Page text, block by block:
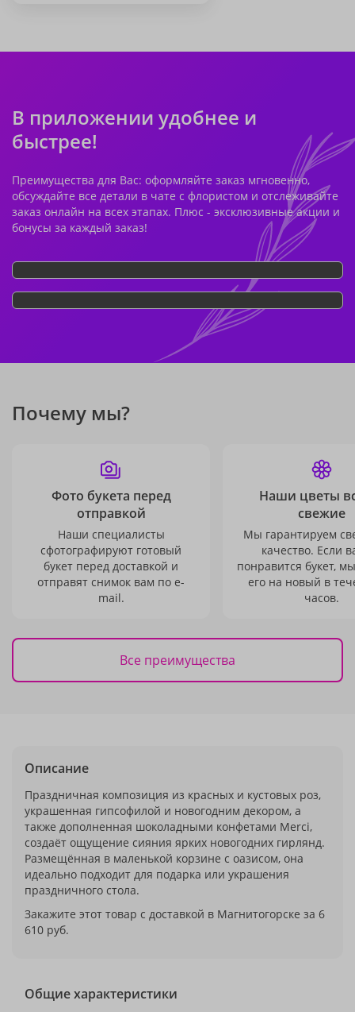
В приложении удобнее и
быстрее!
Преимущества для Вас: оформляйте заказ мгновенно,
обсуждайте все детали в чате с флористом и отслеживайте
заказ онлайн на всех этапах. Плюс - эксклюзивные акции и
бонусы за каждый заказ!
Почему мы?
Фото букета перед
отправкой
Наши специалисты
сфотографируют готовый
букет перед доставкой и
отправят снимок вам по e-
mail.
Наши цветы
свежие
Мы гарантируем
качество. Если
понравится букет,
его на новый в
часов.
Все преимущества
Описание
Праздничная композиция из красных и кустовых роз,
украшенная гипсофилой и новогодним декором, а
также дополненная шоколадными конфетами Merci,
создаёт ощущение сияния ярких новогодних гирлянд.
Размещённая в маленькой корзине с оазисом, она
идеально подходит для подарка или украшения
праздничного стола.
Закажите этот товар с доставкой в Магнитогорске за 6
610 руб.
Общие характеристики